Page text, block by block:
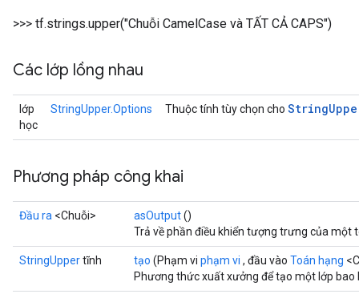
>>> tf.strings.upper("Chuỗi CamelCase và TẤT CẢ CAPS")
Các lớp lồng nhau
lớp
học
StringUpper.Options Thuộc tính tùy chọn cho String
Phương pháp công khai
Đầu ra <Chuỗi> asOutput()
Trả về phần điều khiển tượng trưng của một
StringUppertĩnh tạo (Phạm vi phạm vi , đầu vào Toán hạng
Phương thức xuất xưởng để tạo một lớp